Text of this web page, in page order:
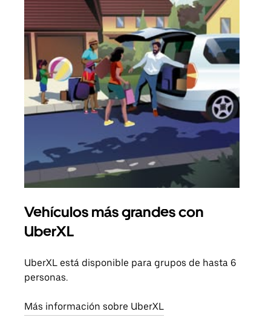
Vehículos más grandes con
UberXL
UberXL está disponible para grupos de hasta 6
personas.
Más información sobre UberXL